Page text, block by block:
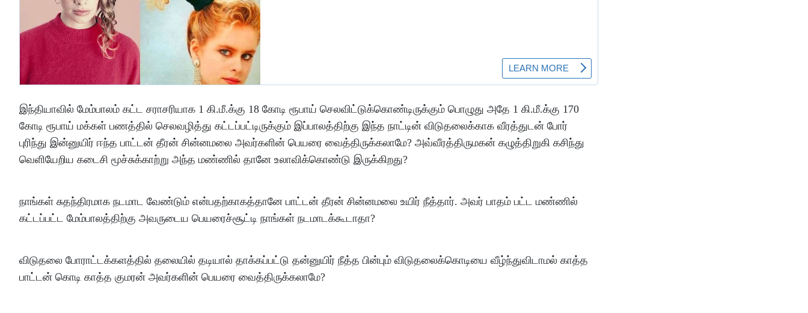
இந்தியாவில் மேம்பாலம் கட்ட சராசரியாக 1 கி.மீ.க்கு 18 கோடி ரூபாய் செலவிட்டுக்கொண்டிருக்கும் பொழுது அதே 1 கி.மீ.க்கு 170
கோடி ரூபாய் மக்கள் பணத்தில் செலவழித்து கட்டப்பட்டிருக்கும் இப்பாலத்திற்கு இந்த நாட்டின் விடுதலைக்காக வீரத்துடன் போர்
புரிந்து இன்னுயிர் ஈந்த பாட்டன் தீரன் சின்னமலை அவர்களின் பெயரை வைத்திருக்கலாமே? அவ்வீரத்திருமகன் கழுத்திறுகி கசிந்து
வெளியேறிய கடைசி மூச்சுக்காற்று அந்த மண்ணில் தானே உலாவிக்கொண்டு இருக்கிறது?
நாங்கள் சுதந்திரமாக நடமாட வேண்டும் என்பதற்காகத்தானே பாட்டன் தீரன் சின்னமலை உயிர் நீத்தார். அவர் பாதம் பட்ட மண்ணில்
கட்டப்பட்ட மேம்பாலத்திற்கு அவருடைய பெயரைச்சூட்டி நாங்கள் நடமாடக்கூடாதா?
விடுதலை போராட்டக்களத்தில் தலையில் தடியால் தாக்கப்பட்டு தன்னுயிர் நீத்த பின்பும் விடுதலைக்கொடியை வீழ்ந்துவிடாமல் காத்த
பாட்டன் கொடி காத்த குமரன் அவர்களின் பெயரை வைத்திருக்கலாமே?